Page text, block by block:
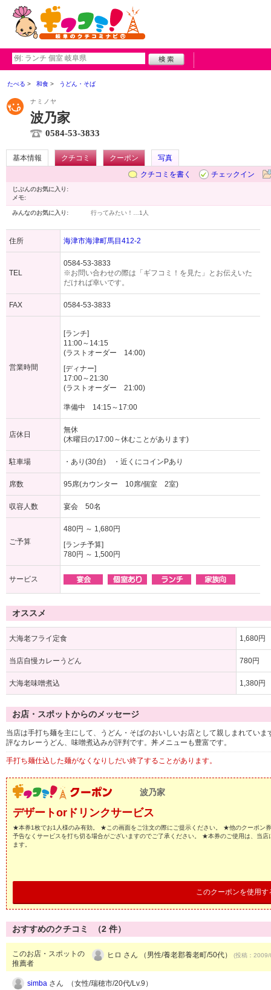
たべる 和食 うどん・そば
ナミノヤ
波乃家
0584-53-3833
基本情報 クチコミ クーポン
写真
クチコミを書く
チェックイン
じぶんのお気に入り:
メモ:
みんなのお気に入り: 行ってみたい！… 1人
住所 海津市海津町馬目412-2
TEL
0584-53-3833
※お問い合わせの際は「ギフコミ！を見た」とお伝えいた
だければ幸いです。
FAX 0584-53-3833
営業時間
[ランチ]
11:00～14:15
(ラストオーダー 14:00)
[ディナー]
17:00～21:30
(ラストオーダー 21:00)
準備中 14:15～17:00
店休日
無休
(木曜日の17:00～休むことがあります)
駐車場 ・あり(30台) ・近くにコインPあり
席数 95席(カウンター 10席/個室 2室)
収容人数 宴会 50名
ご予算
480円 ～ 1,680円
[ランチ予算]
780円 ～ 1,500円
サービス
オススメ
大海老フライ定食 1,680円
当店自慢カレーうどん 780円
大海老味噌煮込 1,380円
お店・スポットからのメッセージ
当店は手打ち麺を主にして、うどん・そばのおいしいお店として親しまれてい
評なカレーうどん、味噌煮込みが評判です。丼メニューも豊富です。
手打ち麺仕込した麺がなくなりしだい終了することがあります。
波乃家
デザートorドリンクサービス
★本券1枚でお1人様のみ有効。 ★この画面をご注文の際にご提示ください。 ★他のクーポン
予告なくサービスを打ち切る場合がございますのでご了承ください。 ★本券のご使用は、当
ます。
このクーポンを使用す
おすすめのクチコミ （2 件）
このお店・スポットの
推薦者
ヒロ さん （男性/養老郡養老町/50代） (投稿：
simba さん （女性/瑞穂市/20代/Lv.9）